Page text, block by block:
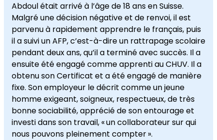
Abdoul était arrivé à l’âge de 18 ans en Suisse.
Malgré une décision négative et de renvoi, il est
parvenu à rapidement apprendre le français, puis
il a suivi un AFP, c’est-à-dire un rattrapage scolaire
pendant deux ans, qu’il a terminé avec succès. Il a
ensuite été engagé comme apprenti au CHUV. Il a
obtenu son Certificat et a été engagé de manière
fixe. Son employeur le décrit comme un jeune
homme exigeant, soigneux, respectueux, de très
bonne sociabilité, apprécié de son entourage et
investi dans son travail, « un collaborateur sur qui
nous pouvons pleinement compter ».